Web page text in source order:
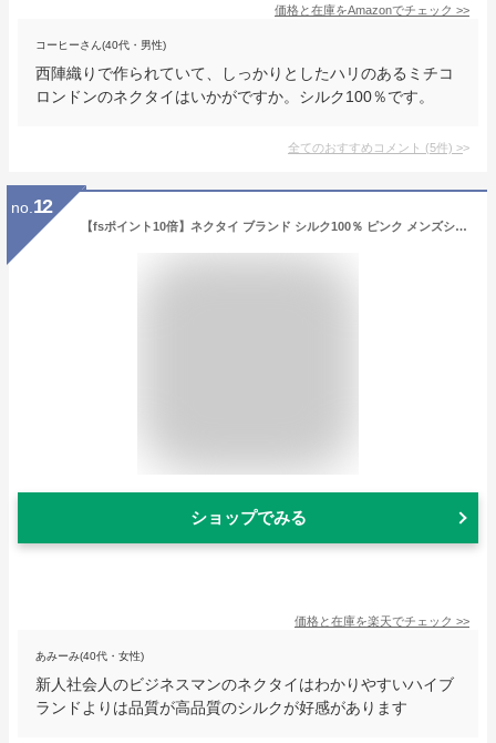
価格と在庫をAmazonでチェック >>
コーヒーさん(40代・男性)
西陣織りで作られていて、しっかりとしたハリのあるミチコ
ロンドンのネクタイはいかがですか。シルク100％です。
全てのおすすめコメント (5件) >
no. 12
【fsポイント10倍】ネクタイ ブランド シルク100％ ピンク メンズシルクブランド 日本製 MICHIKO LONDON ミチコロンドン 正規品 おしゃれ 黒 赤 ワイン グレー シルバー 青 ギフト プレゼント ギフト 就活 就職祝 誕生日 昇進祝い ポスト投函送料無料【あす楽対応_関東】
ショップでみる
価格と在庫を楽天でチェック >>
あみーみ(40代・女性)
新人社会人のビジネスマンのネクタイはわかりやすいハイブ
ランドよりは品質が高品質のシルクが好感があります